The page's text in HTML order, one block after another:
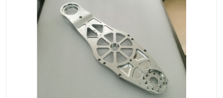
家具零配件加工 数控精密机加工
机床零件加工
数控机床加工